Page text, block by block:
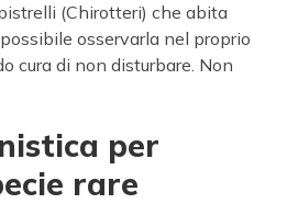
(Chirotteri) che abita
osservarla nel proprio
cura di non disturbare. Non
per
rare